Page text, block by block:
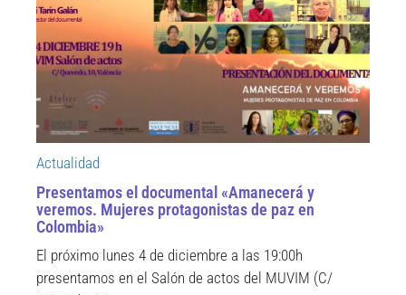
Actualidad
Presentamos el documental «Amanecerá y
veremos. Mujeres protagonistas de paz en
Colombia»
El próximo lunes 4 de diciembre a las 19:00h
presentamos en el Salón de actos del MUVIM (C/